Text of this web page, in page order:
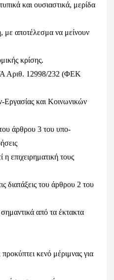
και ουσιαστικά, μερίδα
με αποτέλεσμα να μείνουν
κρίσης.
Αριθ. 12998/232 (ΦΕΚ
και Κοινωνικών
του άρθρου 3 του υπο-
επιχειρηματική τους
διατάξεις του άρθρου 2 του
σημαντικά από τα έκτακτα
κενό μέριμνας για